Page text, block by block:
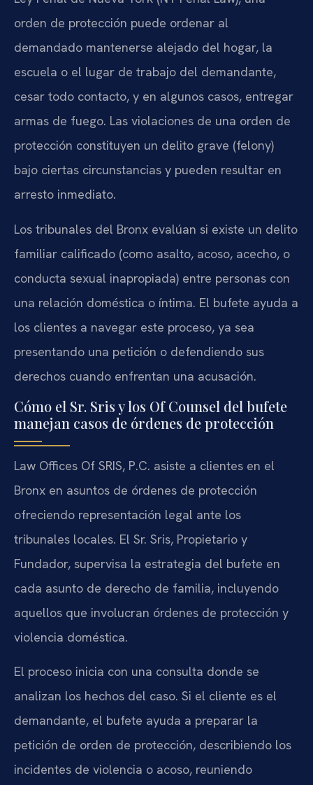
orden de protección puede ordenar al
demandado mantenerse alejado del hogar, la
escuela o el lugar de trabajo del demandante,
cesar todo contacto, y en algunos casos, entregar
armas de fuego. Las violaciones de una orden de
protección constituyen un delito grave (felony)
bajo ciertas circunstancias y pueden resultar en
arresto inmediato.
Los tribunales del Bronx evalúan si existe un delito
familiar calificado (como asalto, acoso, acecho, o
conducta sexual inapropiada) entre personas con
una relación doméstica o íntima. El bufete ayuda a
los clientes a navegar este proceso, ya sea
presentando una petición o defendiendo sus
derechos cuando enfrentan una acusación.
Cómo el Sr. Sris y los Of Counsel del bufete
manejan casos de órdenes de protección
Law Offices Of SRIS, P.C. asiste a clientes en el
Bronx en asuntos de órdenes de protección
ofreciendo representación legal ante los
tribunales locales. El Sr. Sris, Propietario y
Fundador, supervisa la estrategia del bufete en
cada asunto de derecho de familia, incluyendo
aquellos que involucran órdenes de protección y
violencia doméstica.
El proceso inicia con una consulta donde se
analizan los hechos del caso. Si el cliente es el
demandante, el bufete ayuda a preparar la
petición de orden de protección, describiendo los
incidentes de violencia o acoso, reuniendo